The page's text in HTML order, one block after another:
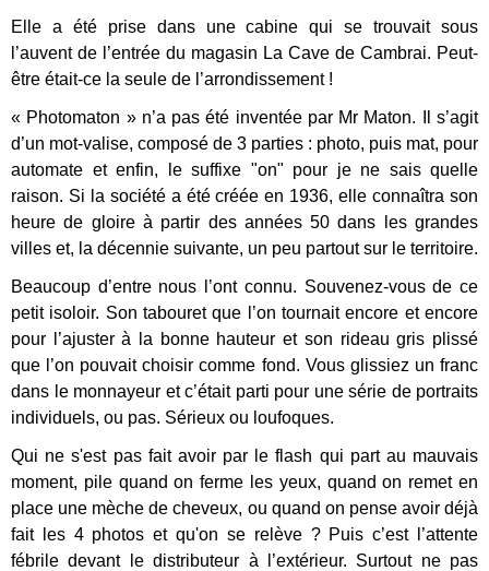
Elle a été prise dans une cabine qui se trouvait sous
l’auvent de l’entrée du magasin La Cave de Cambrai. Peut-
être était-ce la seule de l’arrondissement !
« Photomaton » n’a pas été inventée par Mr Maton. Il s’agit
d’un mot-valise, composé de 3 parties : photo, puis mat, pour
automate et enfin, le suffixe "on" pour je ne sais quelle
raison. Si la société a été créée en 1936, elle connaîtra son
heure de gloire à partir des années 50 dans les grandes
villes et, la décennie suivante, un peu partout sur le territoire.
Beaucoup d’entre nous l’ont connu. Souvenez-vous de ce
petit isoloir. Son tabouret que l’on tournait encore et encore
pour l’ajuster à la bonne hauteur et son rideau gris plissé
que l’on pouvait choisir comme fond. Vous glissiez un franc
dans le monnayeur et c’était parti pour une série de portraits
individuels, ou pas. Sérieux ou loufoques.
Qui ne s'est pas fait avoir par le flash qui part au mauvais
moment, pile quand on ferme les yeux, quand on remet en
place une mèche de cheveux, ou quand on pense avoir déjà
fait les 4 photos et qu'on se relève ? Puis c’est l’attente
fébrile devant le distributeur à l’extérieur. Surtout ne pas